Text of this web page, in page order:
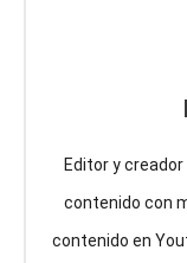
Editor y
contenido con
contenido en